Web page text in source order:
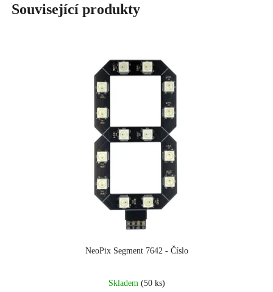
Související produkty
NeoPix Segment 7642 - Číslo
hodnocení
Skladem (50 ks)